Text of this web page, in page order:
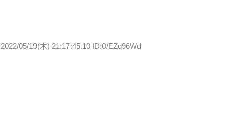
2022/05/19(木) 21:17:45.10 ID:0/EZq96Wd